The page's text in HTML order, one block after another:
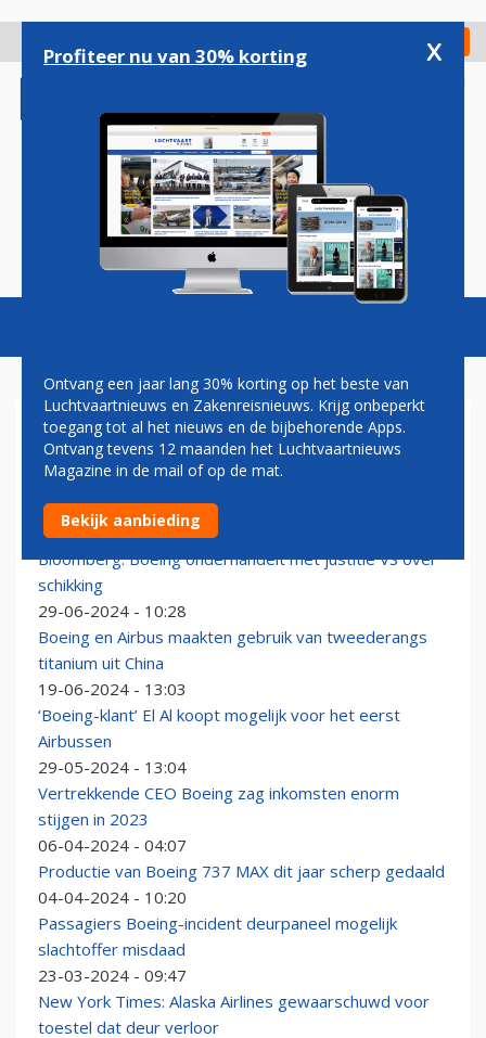
gaan
Check in
Magazine Podcasts Vacatures
MAX
EgyptAir neemt eerste Boeing 737 MAX in ontvangst
03-05-2026 - 13:55
Bloomberg: Boeing onderhandelt met justitie VS over
schikking
29-06-2024 - 10:28
Boeing en Airbus maakten gebruik van tweederangs
titanium uit China
19-06-2024 - 13:03
‘Boeing-klant’ El Al koopt mogelijk voor het eerst
Airbussen
29-05-2024 - 13:04
Vertrekkende CEO Boeing zag inkomsten enorm
stijgen in 2023
06-04-2024 - 04:07
Productie van Boeing 737 MAX dit jaar scherp gedaald
04-04-2024 - 10:20
Passagiers Boeing-incident deurpaneel mogelijk
slachtoffer misdaad
23-03-2024 - 09:47
New York Times: Alaska Airlines gewaarschuwd voor
toestel dat deur verloor
Profiteer nu van 30% korting x
Ontvang een jaar lang 30% korting op het beste van
Luchtvaartnieuws en Zakenreisnieuws. Krijg onbeperkt
toegang tot al het nieuws en de bijbehorende Apps.
Ontvang tevens 12 maanden het Luchtvaartnieuws
Magazine in de mail of op de mat.
Bekijk aanbieding